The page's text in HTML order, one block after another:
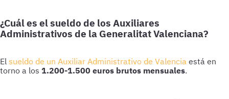
¿Cuál es el sueldo de los Auxiliares
Administrativos de la Generalitat Valenciana?
El sueldo de un Auxiliar Administrativo de Valencia está en
torno a los 1.200-1.500 euros brutos mensuales.